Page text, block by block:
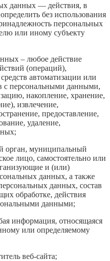
данных — действия, в
без использования
персональных
или иному субъекту
– любое действие
(операций),
автоматизации или
с персональными данными,
накопление, хранение,
извлечение,
предоставление,
удаление,
орган, муниципальный
лицо, самостоятельно или
и (или)
данных, а также
данных, состав
обработке, действия
данными;
информация, относящаяся
или определяемому
веб-сайта;